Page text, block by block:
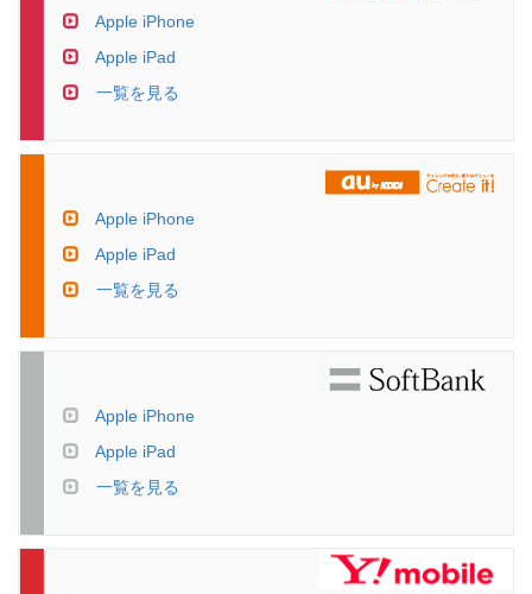
Apple iPhone
Apple iPad
一覧を見る
Apple iPhone
Apple iPad
一覧を見る
Apple iPhone
Apple iPad
一覧を見る